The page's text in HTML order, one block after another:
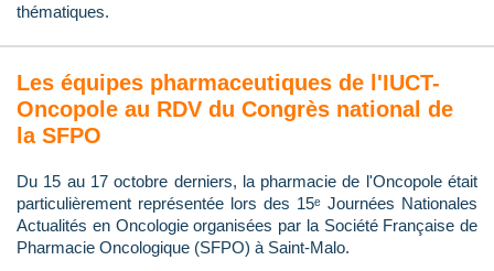
thématiques.
Les équipes pharmaceutiques de l'IUCT-
Oncopole au RDV du Congrès national de
la SFPO
Du 15 au 17 octobre derniers, la pharmacie de l'Oncopole était
particulièrement représentée lors des 15ᵉ Journées Nationales
Actualités en Oncologie organisées par la Société Française de
Pharmacie Oncologique (SFPO) à Saint-Malo.